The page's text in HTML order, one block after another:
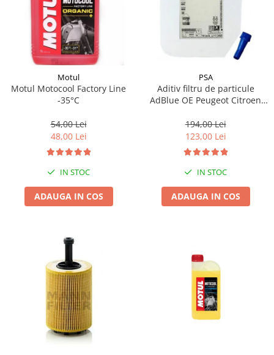
Motul
Motul Motocool Factory Line
-35°C
54,00 Lei
48,00 Lei
IN STOC
ADAUGA IN COS
PSA
Aditiv filtru de particule
AdBlue OE Peugeot Citroen
194,00 Lei
123,00 Lei
IN STOC
ADAUGA IN COS